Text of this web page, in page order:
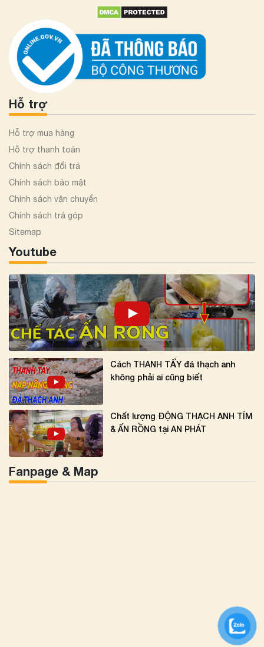
Hỗ trợ
Hỗ trợ mua hàng
Hỗ trợ thanh toán
Chính sách đổi trả
Chính sách bảo mật
Chính sách vận chuyển
Chính sách trả góp
Sitemap
Youtube
Cách THANH TẨY đá thạch anh
không phải ai cũng biết
Chất lượng ĐỘNG THẠCH ANH TÍM
& ẤN RỒNG tại AN PHÁT
Fanpage & Map